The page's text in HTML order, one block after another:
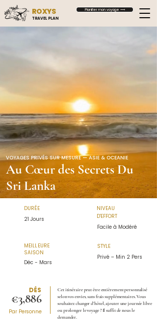
ROXYS
TRAVEL PLAN
Planifier mon voyage ⟶
VOYAGES PRIVÉS SUR MESURE — ASIE & OCEANIE
Au Cœur des Secrets Du
Sri Lanka
DURÉE
21 Jours
NIVEAU
D'EFFORT
Facile à Modéré
MEILLEURE
SAISON
Déc - Mars
STYLE
Privé – Min 2 Pers
€3,886
DÉS
Par Personne
Cet itinéraire peut être entièrement personnalisé
selon vos envies, sans frais supplémentaires. Vous
souhaitez changer d’hôtel, ajouter une journée libre
ou prolonger le voyage ? Il suffit de nous le
demander.